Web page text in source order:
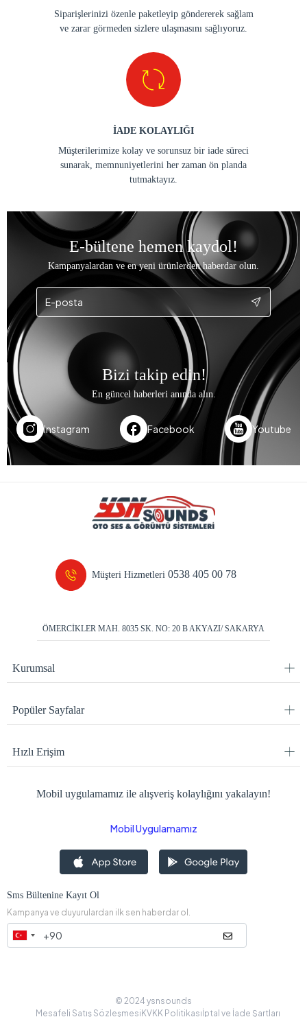
Siparişlerinizi özenle paketleyip göndererek sağlam
ve zarar görmeden sizlere ulaşmasını sağlıyoruz.
İADE KOLAYLIĞI
Müşterilerimize kolay ve sorunsuz bir iade süreci
sunarak, memnuniyetlerini her zaman ön planda
tutmaktayız.
E-bültene hemen kaydol!
Kampanyalardan ve en yeni ürünlerden haberdar olun.
Bizi takip edin!
En güncel haberleri anında alın.
Instagram Facebook Youtube
Müşteri Hizmetleri0538 405 00 78
ÖMERCİKLER MAH. 8035 SK. NO: 20 B AKYAZI/ SAKARYA
Kurumsal
Popüler Sayfalar
Hızlı Erişim
Mobil uygulamamız ile alışveriş kolaylığını yakalayın!
Mobil Uygulamamız
Sms Bültenine Kayıt Ol
Kampanya ve duyurulardan ilk sen haberdar ol.
© 2024 ysnsounds
Mesafeli Satış SözleşmesiKVKK Politikasıİptal ve İade Şartları